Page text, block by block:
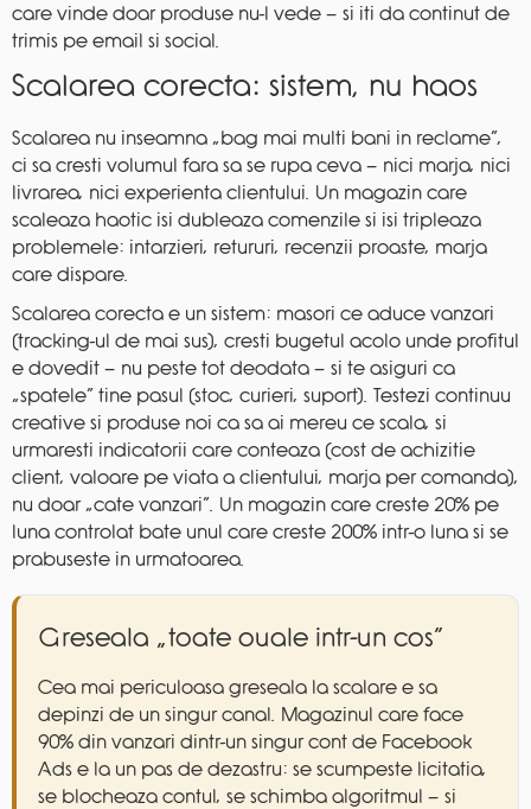
care vinde doar produse nu-l vede — si iti da continut de
trimis pe email si social.
Scalarea corecta: sistem, nu haos
Scalarea nu inseamna „bag mai multi bani in reclame”,
ci sa cresti volumul fara sa se rupa ceva — nici marja, nici
livrarea, nici experienta clientului. Un magazin care
scaleaza haotic isi dubleaza comenzile si isi tripleaza
problemele: intarzieri, retururi, recenzii proaste, marja
care dispare.
Scalarea corecta e un sistem: masori ce aduce vanzari
(tracking-ul de mai sus), cresti bugetul acolo unde profitul
e dovedit — nu peste tot deodata — si te asiguri ca
„spatele” tine pasul (stoc, curieri, suport). Testezi continuu
creative si produse noi ca sa ai mereu ce scala, si
urmaresti indicatorii care conteaza (cost de achizitie
client, valoare pe viata a clientului, marja per comanda),
nu doar „cate vanzari”. Un magazin care creste 20% pe
luna controlat bate unul care creste 200% intr-o luna si se
prabuseste in urmatoarea.
Greseala „toate ouale intr-un cos”
Cea mai periculoasa greseala la scalare e sa
depinzi de un singur canal. Magazinul care face
90% din vanzari dintr-un singur cont de Facebook
Ads e la un pas de dezastru: se scumpeste licitatia,
se blocheaza contul, se schimba algoritmul — si